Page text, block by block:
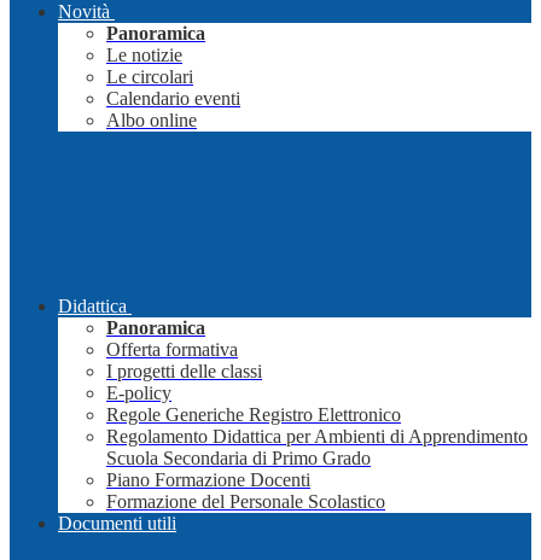
Novità
Panoramica
Le notizie
Le circolari
Calendario eventi
Albo online
Didattica
Panoramica
Offerta formativa
I progetti delle classi
E-policy
Regole Generiche Registro Elettronico
Regolamento Didattica per Ambienti di Apprendimento
Scuola Secondaria di Primo Grado
Piano Formazione Docenti
Formazione del Personale Scolastico
Documenti utili